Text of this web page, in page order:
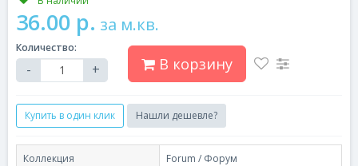
36.00 р. за м.кв.
Количество:
- + В корзину
Купить в один клик Нашли дешевле?
Коллекция
Forum / Форум